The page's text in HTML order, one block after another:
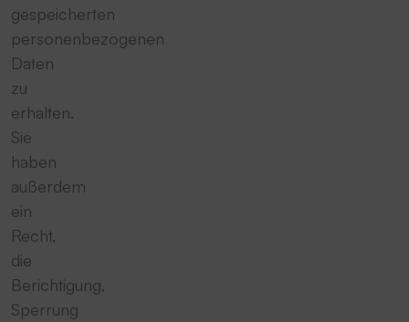
gespeicherten
personenbezogenen
Daten
zu
erhalten.
Sie
haben
außerdem
ein
Recht,
die
Berichtigung,
Sperrung